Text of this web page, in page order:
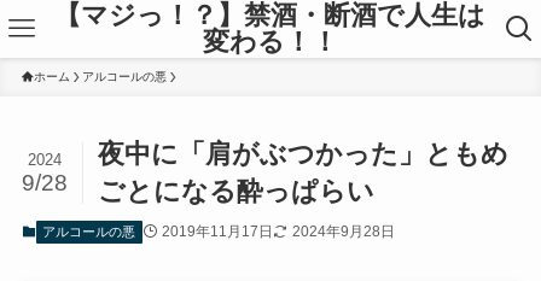
【マジっ！？】禁酒・断酒で人生は
変わる！！
ホーム アルコールの悪
夜中に「肩がぶつかった」ともめ
ごとになる酔っぱらい
2024
9/28
アルコールの悪 2019年11月17日 2024年9月28日